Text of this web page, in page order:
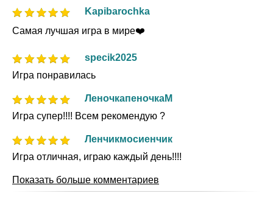
Kapibarochka
Самая лучшая игра в мире❤️
specik2025
Игра понравилась
ЛеночкапеночкаМ
Игра супер!!!! Всем рекомендую ?
Ленчикмосиенчик
Игра отличная, играю каждый день!!!!
Показать больше комментариев